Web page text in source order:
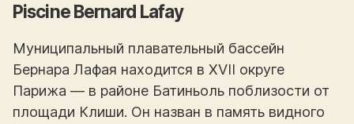
Piscine Bernard Lafay
Муниципальный плавательный бассейн
Бернара Лафая находится в XVII округе
Парижа — в районе Батиньоль поблизости от
площади Клиши. Он назван в память видного